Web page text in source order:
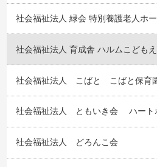
社会福祉法人 緑会 特別養護老人ホ
社会福祉法人 育成舎 ハルムこども
社会福祉法人 こばと こばと保育
社会福祉法人 ともいき会 ハート
社会福祉法人 どろんこ会